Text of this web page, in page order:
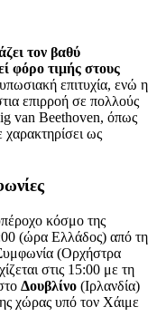
τον βαθύ
φόρο τιμής στους
επιτυχία, ενώ η
επιρροή σε πολλούς
van Beethoven, όπως
χαρακτηρίσει ως
κόσμο της
(ώρα Ελλάδος) από τη
(Ορχήστρα
στις 15:00 με τη
Δουβλίνο (Ιρλανδία)
χώρας υπό τον Χάιμε